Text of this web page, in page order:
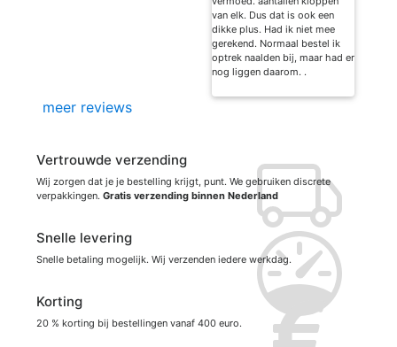
van elk. Dus dat is ook een
dikke plus. Had ik niet mee
gerekend. Normaal bestel ik
optrek naalden bij, maar had er
nog liggen daarom. .
meer reviews
Vertrouwde verzending
Wij zorgen dat je je bestelling krijgt, punt. We gebruiken discrete
verpakkingen. Gratis verzending binnen Nederland
Snelle levering
Snelle betaling mogelijk. Wij verzenden iedere werkdag.
Korting
20 % korting bij bestellingen vanaf 400 euro.